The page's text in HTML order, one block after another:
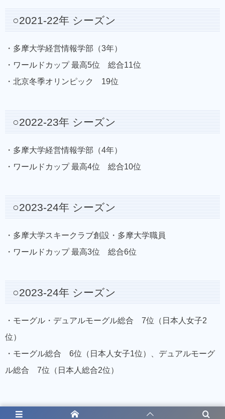
○2021-22年 シーズン
・多摩大学経営情報学部（3年）
・ワールドカップ 最高5位 総合11位
・北京冬季オリンピック 19位
○2022-23年 シーズン
・多摩大学経営情報学部（4年）
・ワールドカップ 最高4位 総合10位
○2023-24年 シーズン
・多摩大学スキークラブ創設・多摩大学職員
・ワールドカップ 最高3位 総合6位
○2023-24年 シーズン
・モーグル・デュアルモーグル総合 7位（日本人女子2
位）
・モーグル総合 6位（日本人女子1位）、デュアルモーグ
ル総合 7位（日本人総合2位）